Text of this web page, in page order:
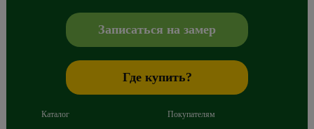
+7 800 765 43 42,mail@alberodoors.com
Записаться на замер
Где купить?
Каталог Покупателям